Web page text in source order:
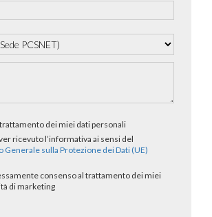
dei miei dati personali
ricevuto l’informativa ai sensi del
Generale sulla Protezione dei Dati (UE)
consenso al trattamento dei miei
di marketing